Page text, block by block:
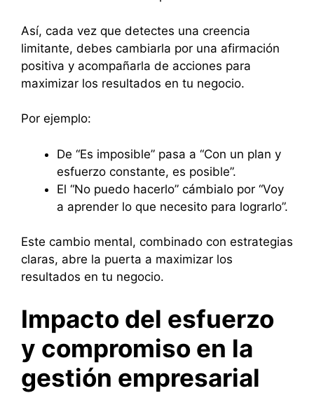
Así, cada vez que detectes una creencia
limitante, debes cambiarla por una afirmación
positiva y acompañarla de acciones para
maximizar los resultados en tu negocio.
Por ejemplo:
De “Es imposible” pasa a “Con un plan y
esfuerzo constante, es posible”.
El “No puedo hacerlo” cámbialo por “Voy
a aprender lo que necesito para lograrlo”.
Este cambio mental, combinado con estrategias
claras, abre la puerta a maximizar los
resultados en tu negocio.
Impacto del esfuerzo
y compromiso en la
gestión empresarial